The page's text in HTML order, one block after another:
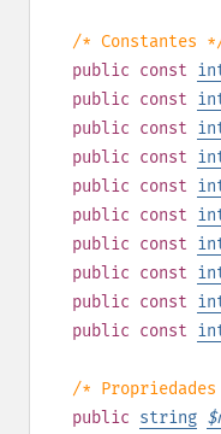
/* Constantes
public const
public const
public const
public const
public const
public const
public const
public const
public const
public const
/*
public string $